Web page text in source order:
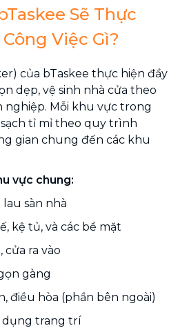
Sẽ Thực
Việc Gì?
của bTaskee thực hiện đầy
dẹp, vệ sinh nhà cửa theo
Mỗi khu vực trong
tỉ mỉ theo quy trình
gian chung đến các khu
vực chung:
sàn nhà
kệ tủ, và các bề mặt
cửa ra vào
gàng
điều hòa (phần bên ngoài)
dụng trang trí